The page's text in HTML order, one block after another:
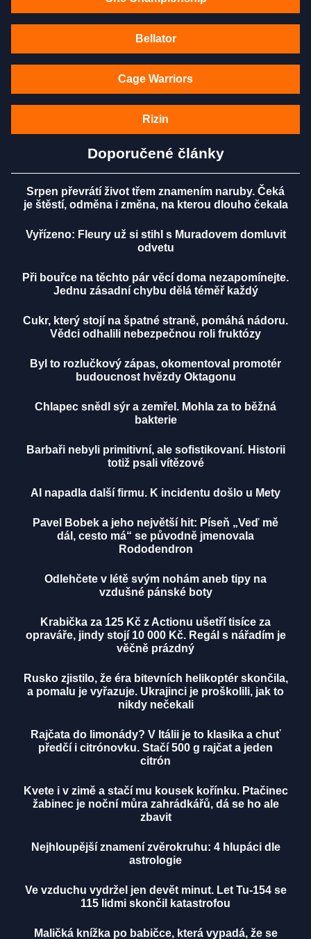
Bellator
Cage Warriors
Rizin
Doporučené články
Srpen převrátí život třem znamením naruby. Čeká
je štěstí, odměna i změna, na kterou dlouho čekala
Vyřízeno: Fleury už si stihl s Muradovem domluvit
odvetu
Při bouřce na těchto pár věcí doma nezapomínejte.
Jednu zásadní chybu dělá téměř každý
Cukr, který stojí na špatné straně, pomáhá nádoru.
Vědci odhalili nebezpečnou roli fruktózy
Byl to rozlučkový zápas, okomentoval promotér
budoucnost hvězdy Oktagonu
Chlapec snědl sýr a zemřel. Mohla za to běžná
bakterie
Barbaři nebyli primitivní, ale sofistikovaní. Historii
totiž psali vítězové
AI napadla další firmu. K incidentu došlo u Mety
Pavel Bobek a jeho největší hit: Píseň „Veď mě
dál, cesto má“ se původně jmenovala
Rododendron
Odlehčete v létě svým nohám aneb tipy na
vzdušné pánské boty
Krabička za 125 Kč z Actionu ušetří tisíce za
opraváře, jindy stojí 10 000 Kč. Regál s nářadím je
věčně prázdný
Rusko zjistilo, že éra bitevních helikoptér skončila,
a pomalu je vyřazuje. Ukrajinci je proškolili, jak to
nikdy nečekali
Rajčata do limonády? V Itálii je to klasika a chuť
předčí i citrónovku. Stačí 500 g rajčat a jeden
citrón
Kvete i v zimě a stačí mu kousek kořínku. Ptačinec
žabinec je noční můra zahrádkářů, dá se ho ale
zbavit
Nejhloupější znamení zvěrokruhu: 4 hlupáci dle
astrologie
Ve vzduchu vydržel jen devět minut. Let Tu-154 se
115 lidmi skončil katastrofou
Maličká knížka po babičce, která vypadá, že se